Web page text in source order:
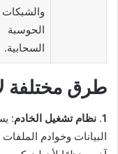
والشبكات
الحوسبة
السحابية.
طرق مختلفة
1
. نظام تشغيل الخادم
البيانات وخوادم